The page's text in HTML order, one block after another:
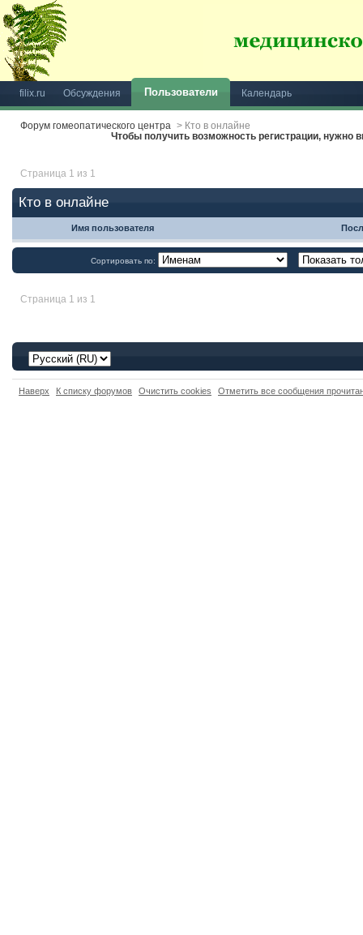
filix.ru Обсуждения Пользователи Календарь
Форум гомеопатического центра > Кто в онлайне
Чтобы получить возможность регистрации,
Страница 1 из 1
Кто в онлайне
Имя пользователя
Сортировать по:
Страница 1 из 1
Наверх К списку форумов Очистить cookies Отметить все сообщения